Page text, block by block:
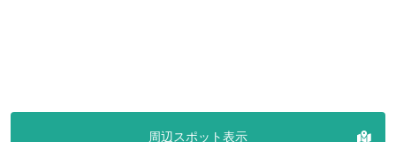
周辺スポット表示